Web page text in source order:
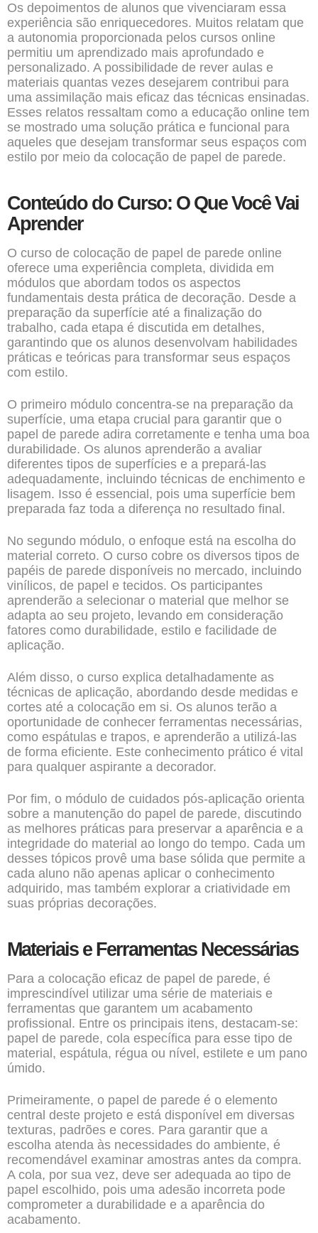
Os depoimentos de alunos que vivenciaram essa
experiência são enriquecedores. Muitos relatam que
a autonomia proporcionada pelos cursos online
permitiu um aprendizado mais aprofundado e
personalizado. A possibilidade de rever aulas e
materiais quantas vezes desejarem contribui para
uma assimilação mais eficaz das técnicas ensinadas.
Esses relatos ressaltam como a educação online tem
se mostrado uma solução prática e funcional para
aqueles que desejam transformar seus espaços com
estilo por meio da colocação de papel de parede.
Conteúdo do Curso: O Que Você Vai
Aprender
O curso de colocação de papel de parede online
oferece uma experiência completa, dividida em
módulos que abordam todos os aspectos
fundamentais desta prática de decoração. Desde a
preparação da superfície até a finalização do
trabalho, cada etapa é discutida em detalhes,
garantindo que os alunos desenvolvam habilidades
práticas e teóricas para transformar seus espaços
com estilo.
O primeiro módulo concentra-se na preparação da
superfície, uma etapa crucial para garantir que o
papel de parede adira corretamente e tenha uma boa
durabilidade. Os alunos aprenderão a avaliar
diferentes tipos de superfícies e a prepará-las
adequadamente, incluindo técnicas de enchimento e
lisagem. Isso é essencial, pois uma superfície bem
preparada faz toda a diferença no resultado final.
No segundo módulo, o enfoque está na escolha do
material correto. O curso cobre os diversos tipos de
papéis de parede disponíveis no mercado, incluindo
vinílicos, de papel e tecidos. Os participantes
aprenderão a selecionar o material que melhor se
adapta ao seu projeto, levando em consideração
fatores como durabilidade, estilo e facilidade de
aplicação.
Além disso, o curso explica detalhadamente as
técnicas de aplicação, abordando desde medidas e
cortes até a colocação em si. Os alunos terão a
oportunidade de conhecer ferramentas necessárias,
como espátulas e trapos, e aprenderão a utilizá-las
de forma eficiente. Este conhecimento prático é vital
para qualquer aspirante a decorador.
Por fim, o módulo de cuidados pós-aplicação orienta
sobre a manutenção do papel de parede, discutindo
as melhores práticas para preservar a aparência e a
integridade do material ao longo do tempo. Cada um
desses tópicos provê uma base sólida que permite a
cada aluno não apenas aplicar o conhecimento
adquirido, mas também explorar a criatividade em
suas próprias decorações.
Materiais e Ferramentas Necessárias
Para a colocação eficaz de papel de parede, é
imprescindível utilizar uma série de materiais e
ferramentas que garantem um acabamento
profissional. Entre os principais itens, destacam-se:
papel de parede, cola específica para esse tipo de
material, espátula, régua ou nível, estilete e um pano
úmido.
Primeiramente, o papel de parede é o elemento
central deste projeto e está disponível em diversas
texturas, padrões e cores. Para garantir que a
escolha atenda às necessidades do ambiente, é
recomendável examinar amostras antes da compra.
A cola, por sua vez, deve ser adequada ao tipo de
papel escolhido, pois uma adesão incorreta pode
comprometer a durabilidade e a aparência do
acabamento.